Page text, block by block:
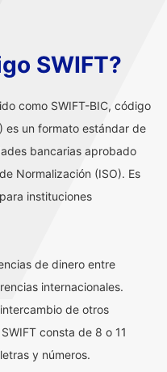
SWIFT?
como SWIFT-BIC, código
es un formato estándar de
bancarias aprobado
Normalización (ISO). Es
instituciones
de dinero entre
internacionales.
de otros
consta de 8 o 11
y números.